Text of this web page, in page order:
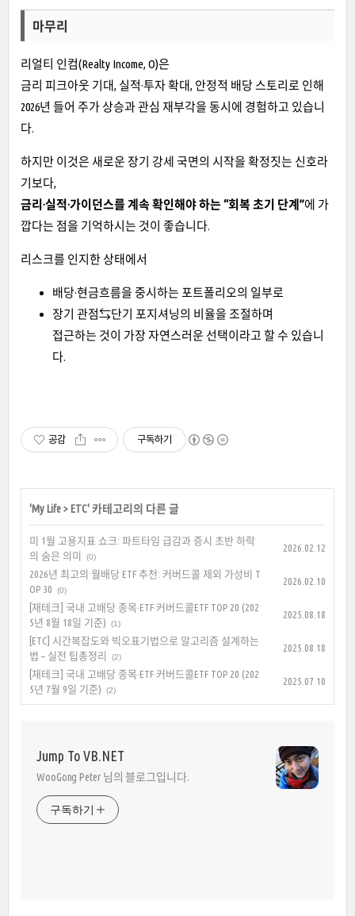
마무리
리얼티 인컴(Realty Income, O)은
금리 피크아웃 기대, 실적·투자 확대, 안정적 배당 스토리로 인해
2026년 들어 주가 상승과 관심 재부각을 동시에 경험하고 있습니
다.
하지만 이것은 새로운 장기 강세 국면의 시작을 확정짓는 신호라
기보다,
금리·실적·가이던스를 계속 확인해야 하는 “회복 초기 단계”에 가
깝다는 점을 기억하시는 것이 좋습니다.
리스크를 인지한 상태에서
배당·현금흐름을 중시하는 포트폴리오의 일부로
장기 관점⇆단기 포지셔닝의 비율을 조절하며
접근하는 것이 가장 자연스러운 선택이라고 할 수 있습니
다.
공감 구독하기
'My Life> ETC' 카테고리의 다른 글
미 1월 고용지표 쇼크: 파트타임 급감과 증시 초반 하락
의 숨은 의미
(0)
2026.02.12
2026년 최고의 월배당 ETF 추천: 커버드콜 제외 가성비 T
OP 30
(0)
2026.02.10
[재테크] 국내 고배당 종목·ETF·커버드콜ETF TOP 20 (202
5년 8월 18일 기준)
(1)
2025.08.18
[ETC] 시간복잡도와 빅오표기법으로 알고리즘 설계하는
법 – 실전 팁총정리
(2)
2025.08.18
[재테크] 국내 고배당 종목·ETF·커버드콜ETF TOP 20 (202
5년 7월 9일 기준)
(2)
2025.07.10
Jump To VB.NET
WooGong Peter 님의 블로그입니다.
구독하기